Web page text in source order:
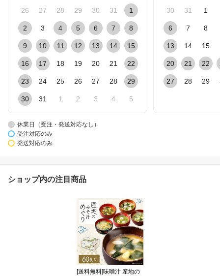
26 27 28 29 30 31 1
2 3 4 5 6 7 8
9 10 11 12 13 14 15
16 17 18 19 20 21 22
23 24 25 26 27 28 29
30 31 1 2 3 4 5
30 31 1
6 7 8
13 14 15
20 21 22
27 28 29
休業日（受注・発送対応なし）
受注対応のみ
発送対応のみ
ショップ内の注目商品
[送料無料]味噌汁 産地の